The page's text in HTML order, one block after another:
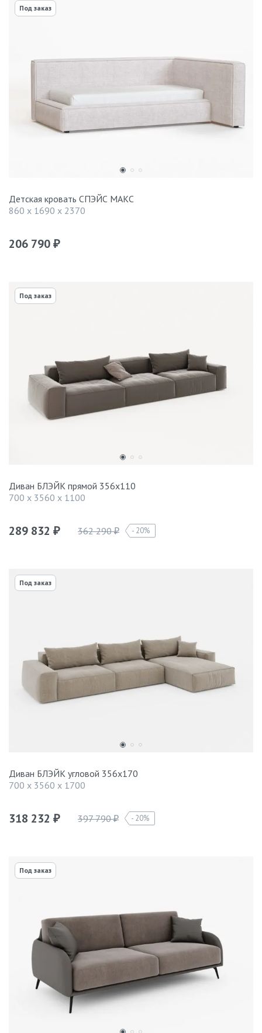
Под заказ
Детская кровать СПЭЙС МАКС
860 x 1690 x 2370
206 790 ₽
Под заказ
Диван БЛЭЙК прямой 356х110
700 x 3560 x 1100
289 832 ₽ 362 290₽ 20%
Под заказ
Диван БЛЭЙК угловой 356х170
700 x 3560 x 1700
318 232 ₽ 397 790₽ 20%
Под заказ